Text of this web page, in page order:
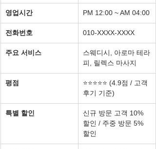
영업시간 PM 12:00 ~ AM 04:00
전화번호 010-XXXX-XXXX
주요 서비스
스웨디시, 아로마 테라
피, 릴렉스 마사지
평점
⭐⭐⭐⭐⭐ (4.9점 / 고객
후기 기준)
특별 할인
신규 방문 고객 10%
할인 / 주중 방문 5%
할인